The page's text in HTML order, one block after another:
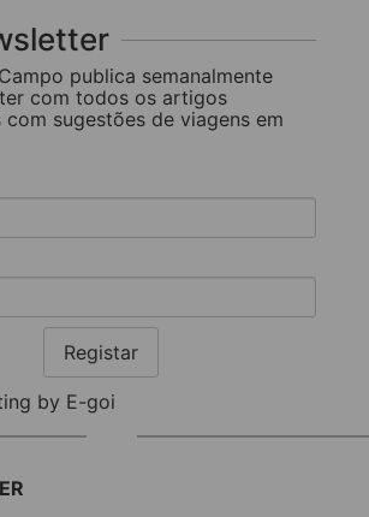
publica semanalmente
com todos os artigos
com sugestões de viagens em
Registar
by E-goi